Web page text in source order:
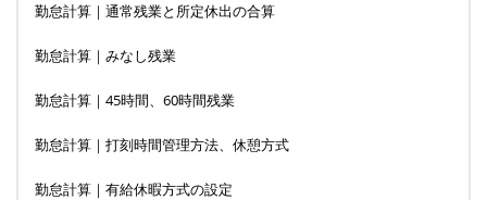
勤怠計算｜通常残業と所定休出の合算
勤怠計算｜みなし残業
勤怠計算｜45時間、60時間残業
勤怠計算｜打刻時間管理方法、休憩方式
勤怠計算｜有給休暇方式の設定